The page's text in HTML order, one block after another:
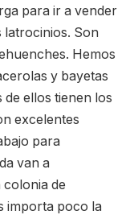
para ir a vender
latrocinios. Son
Hemos
y bayetas
ellos tienen los
excelentes
para
van a
de
importa poco la